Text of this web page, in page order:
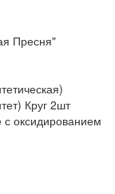
Пресня"
Круг 2шт
оксидированием